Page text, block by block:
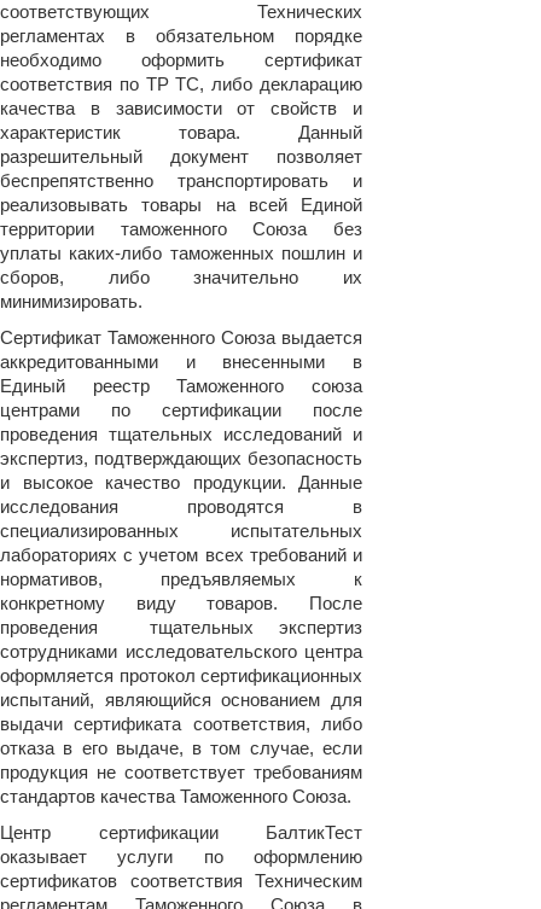
соответствующих Технических
регламентах в обязательном порядке
необходимо оформить сертификат
соответствия по ТР ТС, либо декларацию
качества в зависимости от свойств и
характеристик товара. Данный
разрешительный документ позволяет
беспрепятственно транспортировать и
реализовывать товары на всей Единой
территории таможенного Союза без
уплаты каких-либо таможенных пошлин и
сборов, либо значительно их
минимизировать.
Сертификат Таможенного Союза выдается
аккредитованными и внесенными в
Единый реестр Таможенного союза
центрами по сертификации после
проведения тщательных исследований и
экспертиз, подтверждающих безопасность
и высокое качество продукции. Данные
исследования проводятся в
специализированных испытательных
лабораториях с учетом всех требований и
нормативов, предъявляемых к
конкретному виду товаров. После
проведения тщательных экспертиз
сотрудниками исследовательского центра
оформляется протокол сертификационных
испытаний, являющийся основанием для
выдачи сертификата соответствия, либо
отказа в его выдаче, в том случае, если
продукция не соответствует требованиям
стандартов качества Таможенного Союза.
Центр сертификации БалтикТест
оказывает услуги по оформлению
сертификатов соответствия Техническим
регламентам Таможенного Союза в